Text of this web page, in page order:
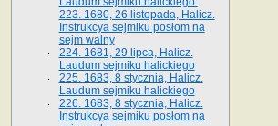
223. 1680, 26 listopada, Halicz.
Instrukcya sejmiku posłom na
sejm walny
224. 1681, 29 lipca, Halicz.
Laudum sejmiku halickiego
225. 1683, 8 stycznia, Halicz.
Laudum sejmiku halickiego
226. 1683, 8 stycznia, Halicz.
Instrukcya sejmiku posłom na